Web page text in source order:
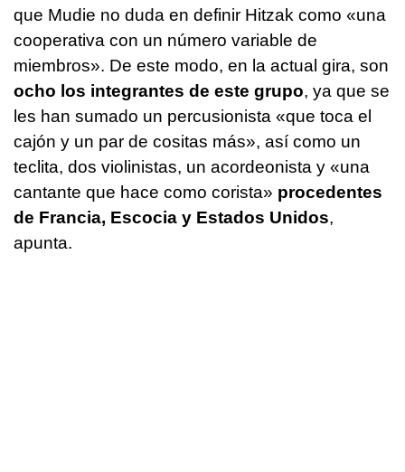
que Mudie no duda en definir Hitzak como «una
cooperativa con un número variable de
miembros». De este modo, en la actual gira, son
ocho los integrantes de este grupo, ya que se
les han sumado un percusionista «que toca el
cajón y un par de cositas más», así como un
teclita, dos violinistas, un acordeonista y «una
cantante que hace como corista» procedentes
de Francia, Escocia y Estados Unidos,
apunta.